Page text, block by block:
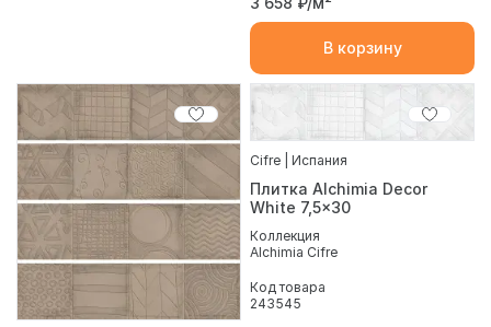
В корзину
Cifre | Испания
Плитка Alchimia Decor
White 7,5x30
Коллекция
Alchimia Cifre
Код товара
243545